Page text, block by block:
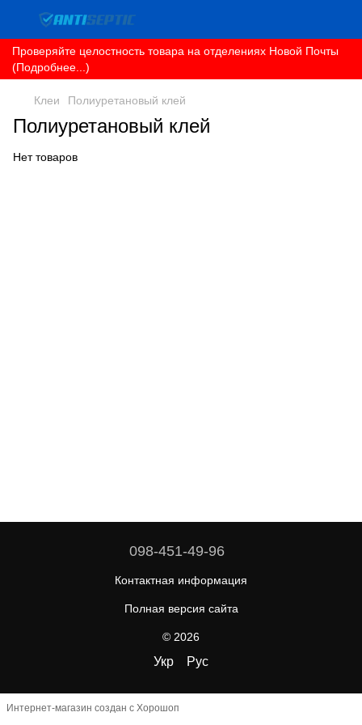
Проверяйте целостность товара на отделениях Новой Почты
(Подробнее...)
Клеи Полиуретановый клей
Полиуретановый клей
Нет товаров
098-451-49-96
Контактная информация
Полная версия сайта
© 2026
Укр Рус
Интернет-магазин создан с Хорошоп